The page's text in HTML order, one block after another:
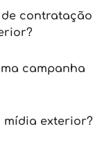
contratação
campanha
mídia exterior?